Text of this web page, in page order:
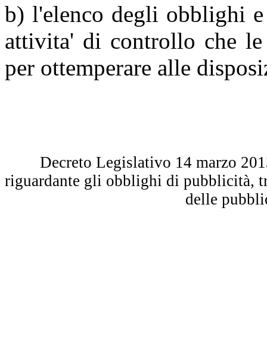
b) l'elenco degli obblighi
attivita' di controllo che le
per ottemperare alle
Decreto Legislativo 14 marzo
riguardante gli obblighi di pubblicità,
delle